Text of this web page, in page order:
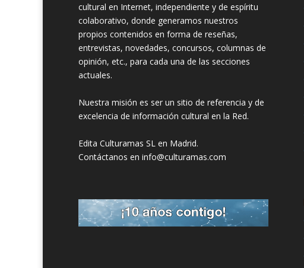
cultural en Internet, independiente y de espíritu
colaborativo, donde generamos nuestros
propios contenidos en forma de reseñas,
entrevistas, novedades, concursos, columnas de
opinión, etc., para cada una de las secciones
actuales.
Nuestra misión es ser un sitio de referencia y de
excelencia de información cultural en la Red.
Edita Culturamas SL en Madrid.
Contáctanos en info@culturamas.com